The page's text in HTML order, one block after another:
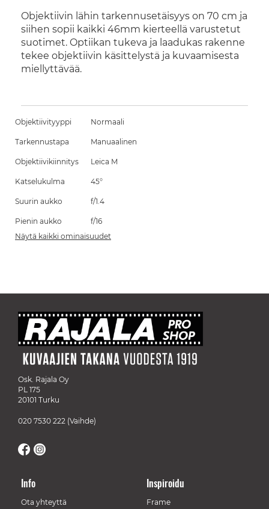
Objektiivin lähin tarkennusetäisyys on 70 cm ja
siihen sopii kaikki 46mm kierteellä varustetut
suotimet. Optiikan tukeva ja laadukas rakenne
tekee objektiivin käsittelystä ja kuvaamisesta
miellyttävää.
Objektiivityyppi Normaali
Tarkennustapa Manuaalinen
Objektiivikiinnitys Leica M
Katselukulma 45°
Suurin aukko f/1.4
Pienin aukko
f/16
Näytä kaikki ominaisuudet
Osk. Rajala Oy
PL 175
20101 Turku
020 7530 222 (Vaihde)
Info
Ota yhteyttä
Inspiroidu
Frame